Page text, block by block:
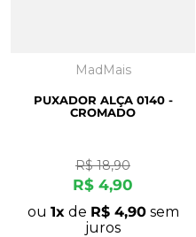
MadMais
PUXADOR ALÇA 0140 -
CROMADO
R$ 18,90
R$ 4,90
ou 1 de R$ 4,90sem
juros